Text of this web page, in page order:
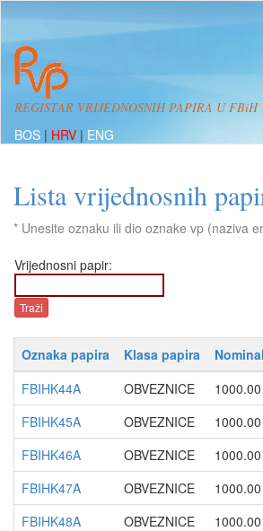
REGISTAR VRIJEDNOSNIH PAPIRA U FBiH
BOS | HRV | ENG
Lista vrijednosnih
* Unesite oznaku ili dio oznake vp (naziva
Vrijednosni papir:
Oznaka papira Klasa papira
FBIHK44A
OBVEZNICE 1000.00
FBIHK45A
OBVEZNICE 1000.00
FBIHK46A
OBVEZNICE 1000.00
FBIHK47A
OBVEZNICE 1000.00
FBIHK48A
OBVEZNICE 1000.00